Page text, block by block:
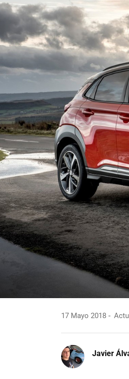
17 Mayo 2018
Javier